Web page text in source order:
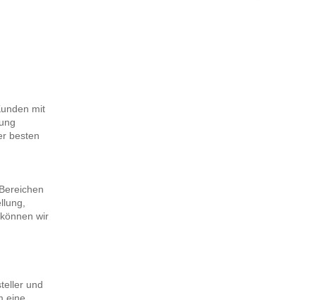
mit
besten
wir
und